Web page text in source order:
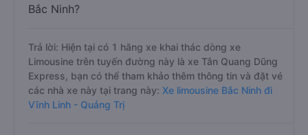
Bắc Ninh?
Trả lời: Hiện tại có 1 hãng xe khai thác dòng xe
Limousine trên tuyến đường này là xe Tân Quang Dũng
Express, bạn có thể tham khảo thêm thông tin và đặt vé
các nhà xe này tại trang này: Xe limousine Bắc Ninh đi
Vĩnh Linh - Quảng Trị